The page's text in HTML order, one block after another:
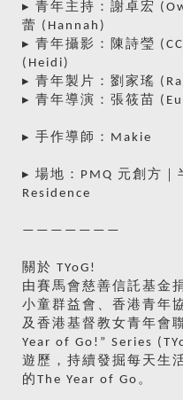
▸ 青年主持：謝卓宏
蕾 (Hannah)
▸ 青年攝影：陳詩瑩
(Heidi)
▸ 青年製片：劉家瑤
▸ 青年導演：張筱苗
▸ 手作導師：Makie
▸ 場地：PMQ 元創方｜
Residence
———————
關於 TYoG!
由賽馬會慈善信託基金
小童群益會、香港青年
及香港基督教女青年會
Year of Go!” Series
遊歷，持續發掘每天生
的The Year of Go。